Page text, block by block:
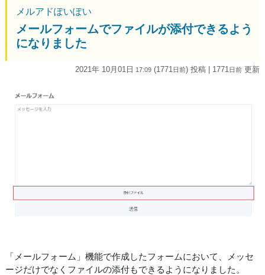
メルアドぽいぽい
メールフォームでファイルが添付できるよう
になりました
2021年 10月01日 17:09 (1771日前) 投稿 | 1771日前 更新
「メールフォーム」機能で作成したフォームにおいて、メッセ
ージだけでなくファイルの添付もできるようになりました。